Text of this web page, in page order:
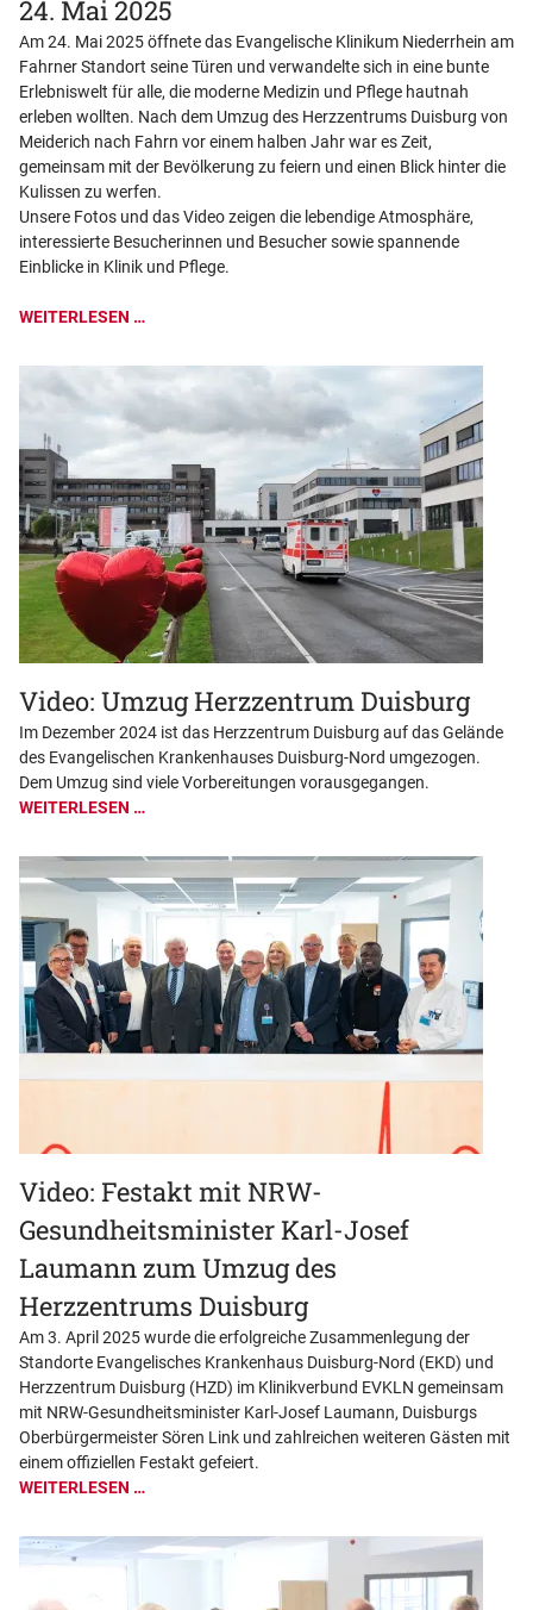
24. Mai 2025
Am 24. Mai 2025 öffnete das Evangelische Klinikum Niederrhein am
Fahrner Standort seine Türen und verwandelte sich in eine bunte
Erlebniswelt für alle, die moderne Medizin und Pflege hautnah
erleben wollten. Nach dem Umzug des Herzzentrums Duisburg von
Meiderich nach Fahrn vor einem halben Jahr war es Zeit,
gemeinsam mit der Bevölkerung zu feiern und einen Blick hinter die
Kulissen zu werfen.
Unsere Fotos und das Video zeigen die lebendige Atmosphäre,
interessierte Besucherinnen und Besucher sowie spannende
Einblicke in Klinik und Pflege.
WEITERLESEN …
Video: Umzug Herzzentrum Duisburg
Im Dezember 2024 ist das Herzzentrum Duisburg auf das Gelände
des Evangelischen Krankenhauses Duisburg-Nord umgezogen.
Dem Umzug sind viele Vorbereitungen vorausgegangen.
WEITERLESEN …
Video: Festakt mit NRW-
Gesundheitsminister Karl-Josef
Laumann zum Umzug des
Herzzentrums Duisburg
Am 3. April 2025 wurde die erfolgreiche Zusammenlegung der
Standorte Evangelisches Krankenhaus Duisburg-Nord (EKD) und
Herzzentrum Duisburg (HZD) im Klinikverbund EVKLN gemeinsam
mit NRW-Gesundheitsminister Karl-Josef Laumann, Duisburgs
Oberbürgermeister Sören Link und zahlreichen weiteren Gästen mit
einem offiziellen Festakt gefeiert.
WEITERLESEN …